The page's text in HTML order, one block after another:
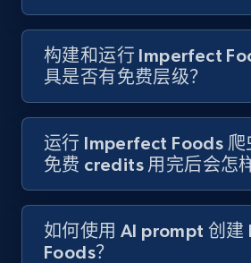
URL, Title, Youtuber, Youtuber
Video length, Likes, Views, and
8K+ 713+
构建和运行 Imperfect
具是否有免费层级？
运行 Imperfect Foods 爬
免费 credits 用完后会怎
如何使用 AI prompt 创
Foods？